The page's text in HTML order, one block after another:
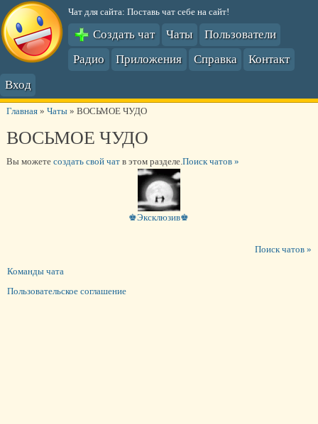
Чат для сайта: Поставь чат себе на сайт!
Создать чат Чаты
Пользователи
Радио
Приложения Справка
Контакт
Вход
Главная» Чаты» ВОСЬМОЕ ЧУДО
ВОСЬМОЕ ЧУДО
Вы можете создать свой чатв этом разделе.Поиск чатов »
♚Эксклюзив♚
Поиск чатов »
Команды чата
Пользовательское соглашение